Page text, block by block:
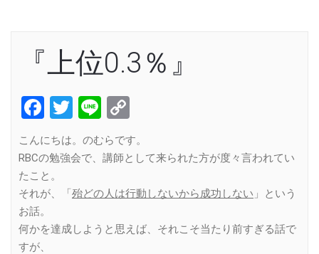
『上位0.3％』
Facebook
Twitter
Line
Link
こんにちは。のむらです。
RBCの勉強会で、講師として来られた方が度々言われてい
たこと。
それが、「殆どの人は行動しないから成功しない 」という
お話。
何かを達成しようと思えば、それこそ当たり前すぎる話で
すが、